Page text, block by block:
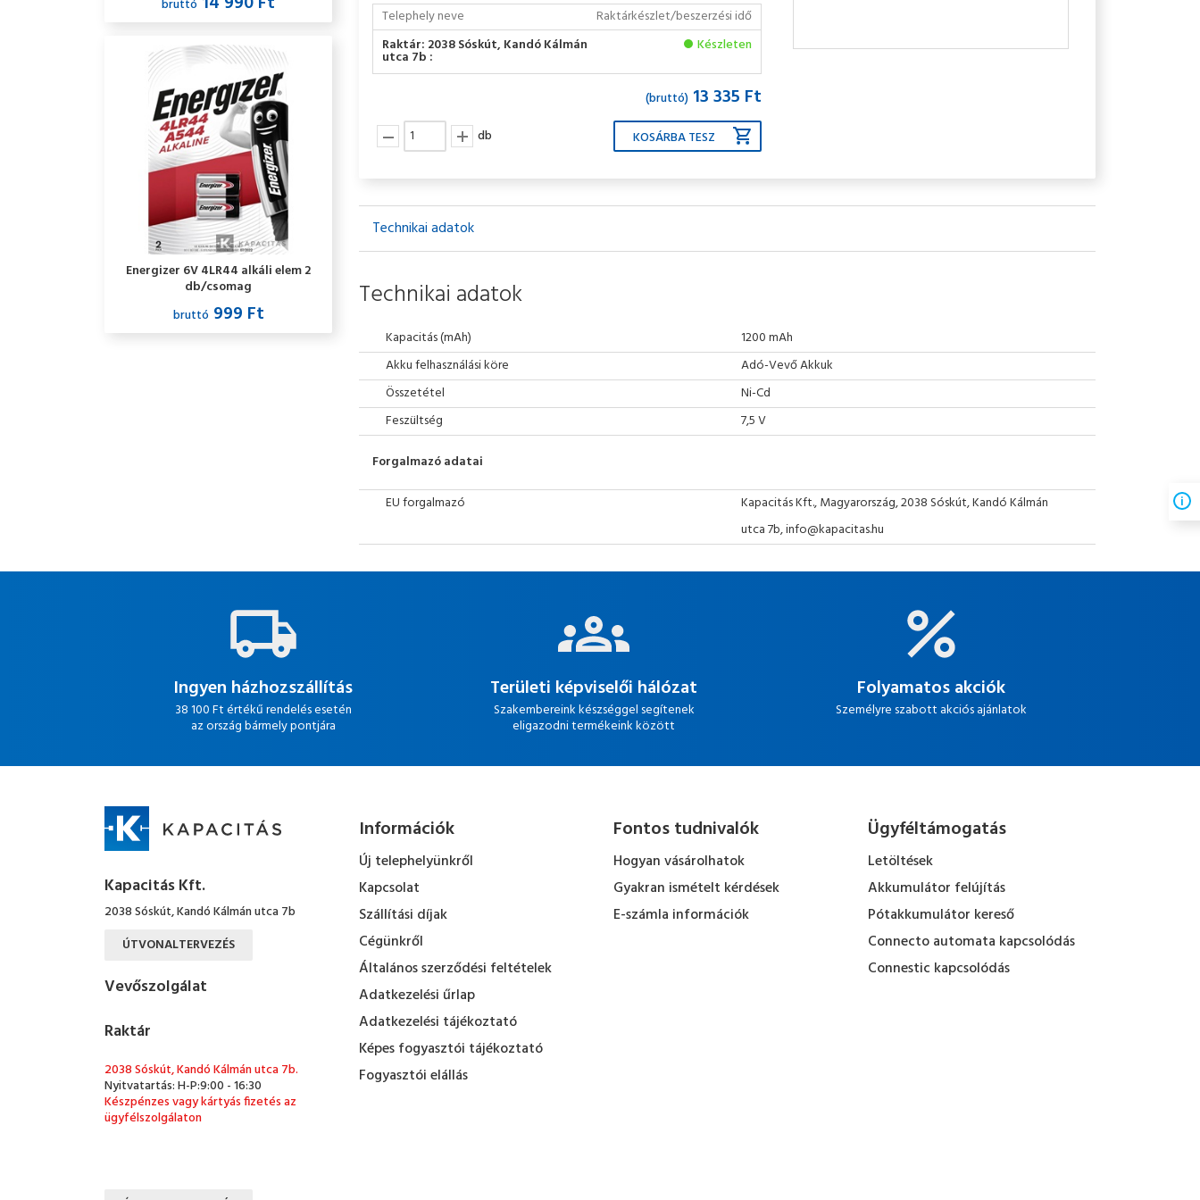
bruttó
Energizer 6V 4LR44 alkáli elem 2
db/csomag
bruttó 999 Ft
Telephely neve
Raktárkészlet/beszerzési idő
Raktár: 2038 Sóskút, Kandó Kálmán
utca 7b :
Készleten
(bruttó) 13 335 Ft
db
Technikai adatok
Technikai adatok
Kapacitás (mAh)
1200 mAh
Akku felhasználási köre
Adó-Vevő Akkuk
Összetétel
Ni-Cd
Feszültség
7,5 V
Forgalmazó adatai
EU forgalmazó
Kapacitás Kft., Magyarország, 2038 Sóskút, Kandó Kálmán
utca 7b, info@kapacitas.hu
Ingyen házhozszállítás
38 100 Ft értékű rendelés esetén
az ország bármely pontjára
Területi képviselői hálózat
Szakembereink készséggel segítenek
eligazodni termékeink között
Folyamatos akciók
Személyre szabott akciós ajánlatok
Kapacitás Kft.
2038 Sóskút, Kandó Kálmán utca 7b
ÚTVONALTERVEZÉS
Vevőszolgálat
Raktár
2038 Sóskút, Kandó Kálmán utca 7b.
Nyitvatartás: H-P:9:00 - 16:30
Készpénzes vagy kártyás fizetés az
ügyfélszolgálaton
Információk
Új telephelyünkről
Kapcsolat
Szállítási díjak
Cégünkről
Általános szerződési feltételek
Adatkezelési űrlap
Adatkezelési tájékoztató
Képes fogyasztói tájékoztató
Fogyasztói elállás
Fontos tudnivalók
Hogyan vásárolhatok
Gyakran ismételt kérdések
E-számla információk
Ügyféltámogatás
Letöltések
Akkumulátor felújítás
Pótakkumulátor kereső
Connecto automata kapcsolódás
Connestic kapcsolódás